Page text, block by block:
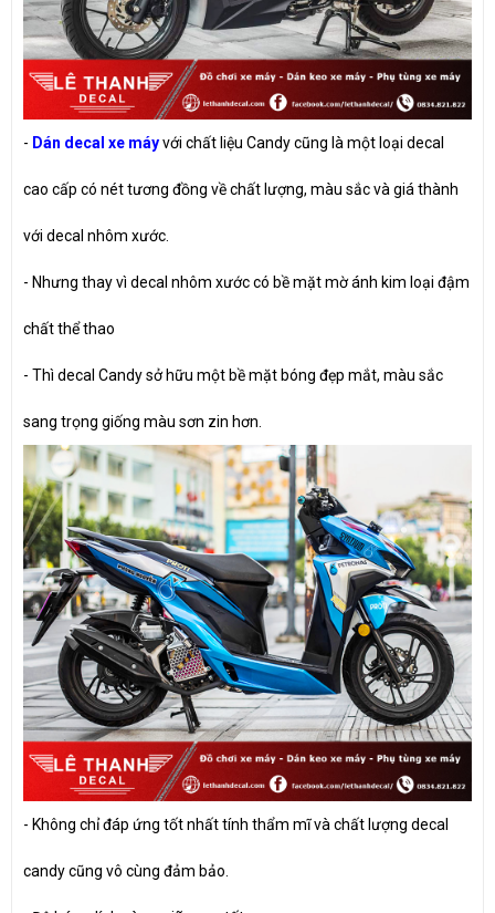
- Dán decal xe máyvới chất liệu Candy cũng là một loại decal
cao cấp có nét tương đồng về chất lượng, màu sắc và giá thành
với decal nhôm xước.
- Nhưng thay vì decal nhôm xước có bề mặt mờ ánh kim loại đậm
chất thể thao
- Thì decal Candy sở hữu một bề mặt bóng đẹp mắt, màu sắc
sang trọng giống màu sơn zin hơn.
- Không chỉ đáp ứng tốt nhất tính thẩm mĩ và chất lượng decal
candy cũng vô cùng đảm bảo.